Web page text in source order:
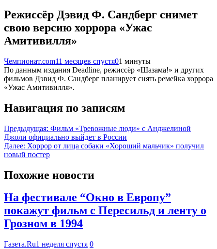
Режиссёр Дэвид Ф. Сандберг снимет
свою версию хоррора «Ужас
Амитивилля»
Чемпионат.com11 месяцев спустя01 минуты
По данным издания Deadline, режиссёр «Шазама!» и других
фильмов Дэвид Ф. Сандберг планирует снять ремейка хоррора
«Ужас Амитивилля».
Навигация по записям
Предыдущая: Фильм «Тревожные люди» с Анджелиной
Джоли официально выйдет в России
Далее: Хоррор от лица собаки «Хороший мальчик» получил
новый постер
Похожие новости
На фестивале “Окно в Европу”
покажут фильм с Пересильд и ленту о
Грозном в 1994
Газета.Ru1 неделя спустя 0